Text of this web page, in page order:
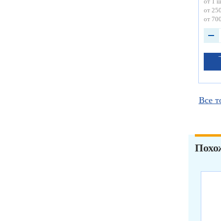
от
от
Все